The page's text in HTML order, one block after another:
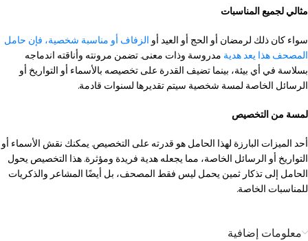
مثالي لجميع المناسبات
سواء كان ذلك لرمضان أو الحج أو العيد أو الزفاف أو مناسبة شخصية، فإن حامل
المصحف هذا يعد هدية مدروسة وذات معنى. تضمن مرونته وأناقته اندماجه
بسلاسة في أي بيئة، بينما تضيف القدرة على تخصيصه بالأسماء أو التواريخ أو
الرسائل الخاصة لمسة شخصية سيتم تقديرها لسنوات قادمة.
لمسة من التخصيص
أحد الميزات البارزة لهذا الحامل هو قدرته على التخصيص. يمكنك نقش الأسماء أو
التواريخ أو الرسائل الخاصة، مما يجعله هدية فريدة ومؤثرة. هذا التخصيص يحول
الحامل إلى تذكار ثمين يحمل ليس فقط المصحف، بل أيضًا المشاعر والذكريات
للمناسبات الخاصة.
معلومات إضافية